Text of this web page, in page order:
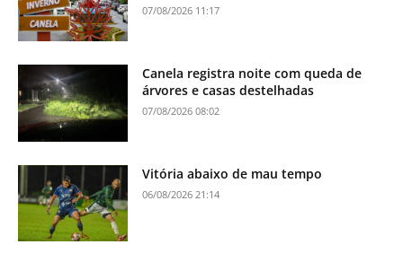
07/08/2026 11:17
Canela registra noite com queda de
árvores e casas destelhadas
07/08/2026 08:02
Vitória abaixo de mau tempo
06/08/2026 21:14